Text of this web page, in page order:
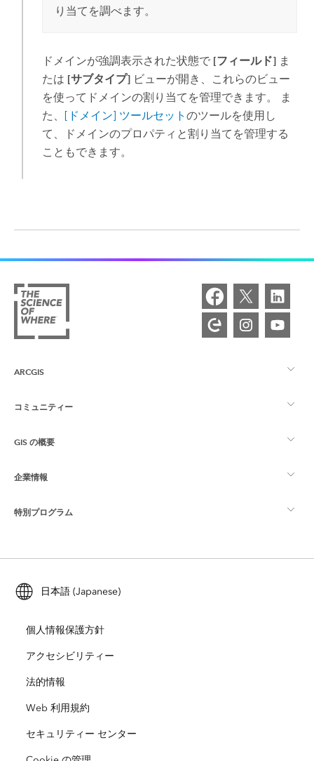
り当てを調べます。
ドメインが強調表示された状態で [フィールド]ま
たは [サブタイプ]ビューが開き、これらのビュー
を使ってドメインの割り当てを管理できます。 ま
た、 [ドメイン] ツールセット のツールを使用し
て、ドメインのプロパティと割り当てを管理する
こともできます。
ARCGIS
ArcGIS の概要
マッピング
Esri ストア
コミュニティー
Esri Community
ArcGIS ブログ
Esri Young Professionals Network
GIS の概要
GIS とは
ロケーション インテリジェンス
トレーニング
ArcUser
ArcNews
ArcWatch
Esri ビデオ
企業情報
Esri について
採用情報
オープンビジョン
企業行動規範
特別プログラム
ArcGIS for Student Use
自然保護
教育機関
日本語 (Japanese)
個人情報保護方針
アクセシビリティー
法的情報
Web 利用規約
セキュリティー センター